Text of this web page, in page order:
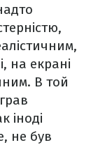
на екрані
В той
іноді
не був